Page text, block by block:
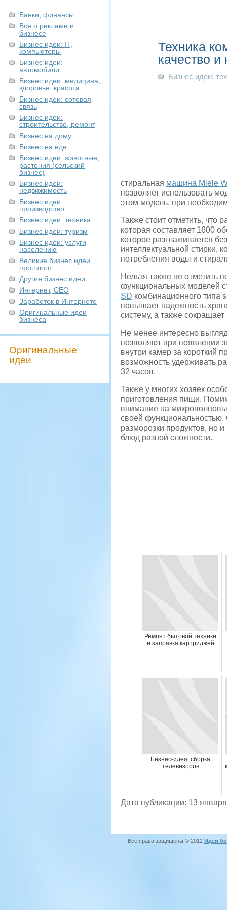
Банки, финансы
Все о рекламе и
бизнесе
Бизнес идеи: IT,
компьютеры
Бизнес идеи:
автомобили
Бизнес идеи: медицина,
здоровье, красота
Бизнес идеи: сотовая
связь
Бизнес идеи:
строительство, ремонт
Бизнес на дому
Бизнес на еде
Бизнес идеи: животные,
растения (сельский
бизнес)
Бизнес идеи:
недвижимость
Бизнес идеи:
производство
Бизнес идеи: техника
Бизнес идеи: туризм
Бизнес идеи: услуги
населению
Великие бизнес идеи
прошлого
Другие бизнес идеи
Интернет, СЕО
Заработок в Интернете
Оригинальные идеи
бизнеса
Оригинальные
идеи
Техника
качество
Бизнес идеи:
стиральная машина Miele
позволяет использовать
этом модель, при
Также стоит отметить, что
которая составляет 1600
которое разглаживается
интеллектуальной стирки,
потребления воды и
Нельзя также не отметить
функциональных моделей
SD комбинационного типа
повышает надежность
систему, а также
Не менее интересно
позволяют при появлении
внутри камер за короткий
возможность удерживать
32 часов.
Также у многих хозяек
приготовления пищи.
внимание на
своей
разморозки продуктов, но
блюд разной сложности.
Ремонт бытовой техники
и заправка картриджей
Бизнес-идея: сборка
телевизоров
Дата публикации: 13
Все права защищены © 2012 Идеи